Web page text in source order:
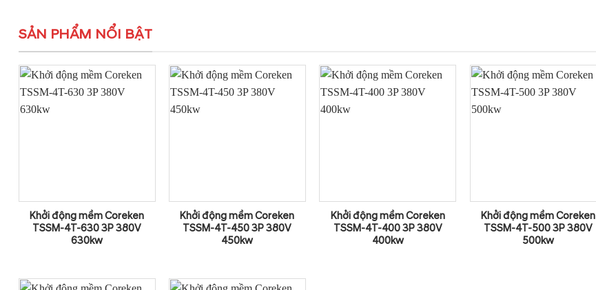
SẢN PHẨM NỔI BẬT
Khởi động mềm Coreken
TSSM-4T-630 3P 380V
630kw
Khởi động mềm Coreken
TSSM-4T-450 3P 380V
450kw
Khởi động mềm Coreken
TSSM-4T-400 3P 380V
400kw
Khởi động mềm Coreken
TSSM-4T-500 3P 380V
500kw